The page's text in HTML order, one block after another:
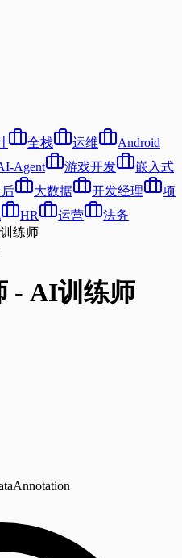
全栈 运维
Android
Agent 游戏开发
嵌入式
大数据 开发经理
项
HR 运营
法务
练师
- AI训练师